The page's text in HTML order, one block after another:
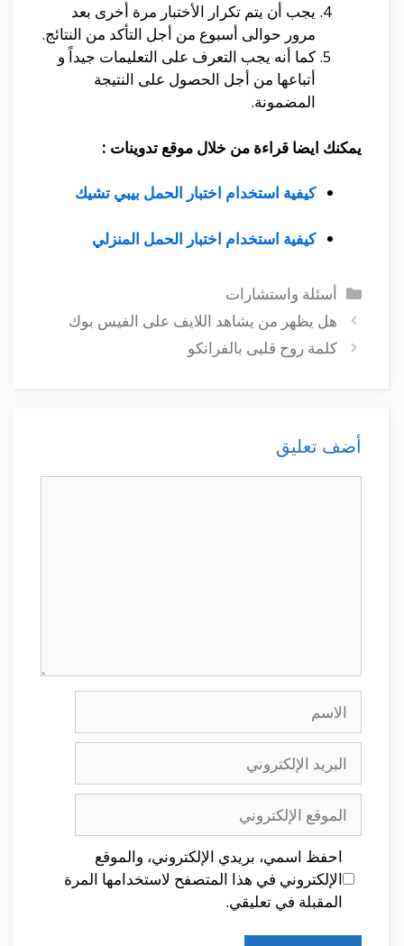
يجب أن يتم تكرار الأختبار مرة أخرى بعد
مرور حوالى أسبوع من أجل التأكد من النتائج.
كما أنه يجب التعرف على التعليمات جيداً و
أتباعها من أجل الحصول على النتيجة
المضمونة.
يمكنك ايضا قراءة من خلال موقع تدوينات :
كيفية استخدام اختبار الحمل بيبي تشيك
كيفية استخدام اختبار الحمل المنزلي
التصنيفات
أسئلة واستشارات
هل يظهر من يشاهد اللايف على الفيس بوك
كلمة روح قلبى بالفرانكو
أضف تعليق
الإلكتروني
الإلكتروني
احفظ اسمي، بريدي الإلكتروني، والموقع
الإلكتروني في هذا المتصفح لاستخدامها المرة
المقبلة في تعليقي.